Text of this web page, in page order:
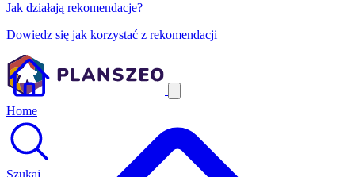
Jak działają rekomendacje?
Dowiedz się jak korzystać z rekomendacji
Home
Szukaj